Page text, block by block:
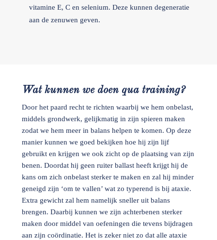
vitamine E, C en selenium. Deze kunnen degeneratie
aan de zenuwen geven.
Wat kunnen we doen qua training?
Door het paard recht te richten waarbij we hem onbelast,
middels grondwerk, gelijkmatig in zijn spieren maken
zodat we hem meer in balans helpen te komen. Op deze
manier kunnen we goed bekijken hoe hij zijn lijf
gebruikt en krijgen we ook zicht op de plaatsing van zijn
benen. Doordat hij geen ruiter ballast heeft krijgt hij de
kans om zich onbelast sterker te maken en zal hij minder
geneigd zijn ‘om te vallen’ wat zo typerend is bij ataxie.
Extra gewicht zal hem namelijk sneller uit balans
brengen. Daarbij kunnen we zijn achterbenen sterker
maken door middel van oefeningen die tevens bijdragen
aan zijn coördinatie. Het is zeker niet zo dat alle ataxie